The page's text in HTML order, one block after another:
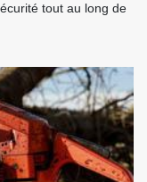
tout au long de